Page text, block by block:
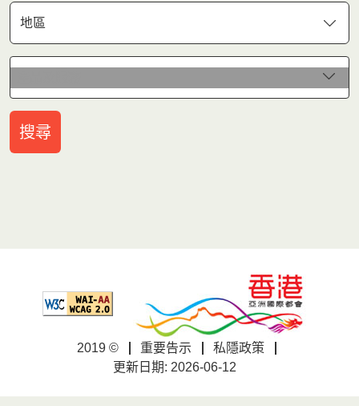
地區
產品及服務
搜尋
2019 © 重要告示
私隱政策
更新日期: 2026-06-12